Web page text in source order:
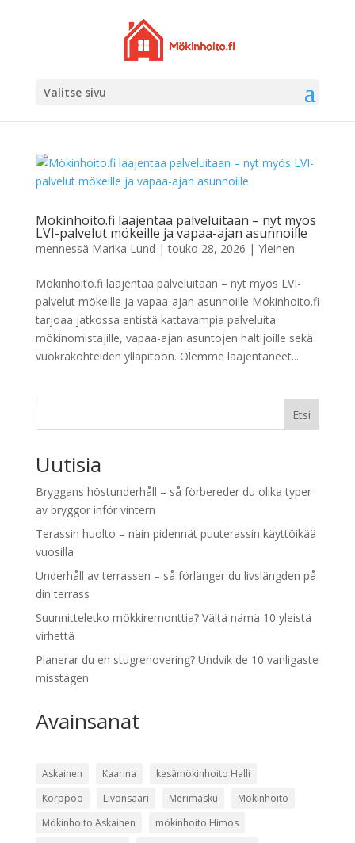
Valitse sivu
Mökinhoito.fi laajentaa palveluitaan – nyt myös
LVI-palvelut mökeille ja vapaa-ajan asunnoille
mennessä Marika Lund |touko 28, 2026 | Yleinen
Mökinhoito.fi laajentaa palveluitaan – nyt myös LVI-
palvelut mökeille ja vapaa-ajan asunnoille Mökinhoito.fi
tarjoaa jatkossa entistä kattavampia palveluita
mökinomistajille, vapaa-ajan asuntojen haltijoille sekä
vuokrakohteiden ylläpitoon. Olemme laajentaneet...
Etsi
Uutisia
Bryggans höstunderhåll – så förbereder du olika typer
av bryggor inför vintern
Terassin huolto – näin pidennät puuterassin käyttöikää
vuosilla
Underhåll av terrassen – så förlänger du livslängden på
din terrass
Suunnitteletko mökkiremonttia? Vältä nämä 10 yleistä
virhettä
Planerar du en stugrenovering? Undvik de 10 vanligaste
misstagen
Avainsanat
Askainen Kaarina
kesämökinhoito Halli
Korppoo
Livonsaari Merimasku
Mökinhoito
Mökinhoito Askainen
mökinhoito Himos